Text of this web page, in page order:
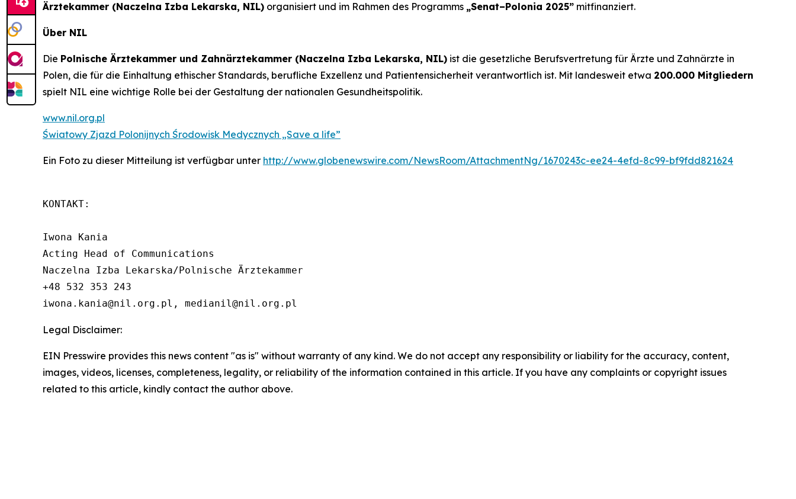
Ärztekammer (Naczelna Izba Lekarska, NIL) organisiert und im Rahmen des Programms „Senat–Polonia 2025” mitfinanziert.
Über NIL
Die Polnische Ärztekammer und Zahnärztekammer (Naczelna Izba Lekarska, NIL) ist die gesetzliche Berufsvertretung für Ärzte und Zahnärzte in
Polen, die für die Einhaltung ethischer Standards, berufliche Exzellenz und Patientensicherheit verantwortlich ist. Mit landesweit etwa 200.000 Mitgliedern
spielt NIL eine wichtige Rolle bei der Gestaltung der nationalen Gesundheitspolitik.
www.nil.org.pl
Światowy Zjazd Polonijnych Środowisk Medycznych „Save a life”
Ein Foto zu dieser Mitteilung ist verfügbar unter http://www.globenewswire.com/NewsRoom/AttachmentNg/1670243c-ee24-4efd-8c99-bf9fdd821624
KONTAKT:
Iwona Kania
Acting Head of Communications
Naczelna Izba Lekarska/Polnische Ärztekammer
+48 532 353 243
iwona.kania@nil.org.pl, medianil@nil.org.pl
Legal Disclaimer:
EIN Presswire provides this news content "as is" without warranty of any kind. We do not accept any responsibility or liability for the accuracy, content,
images, videos, licenses, completeness, legality, or reliability of the information contained in this article. If you have any complaints or copyright issues
related to this article, kindly contact the author above.